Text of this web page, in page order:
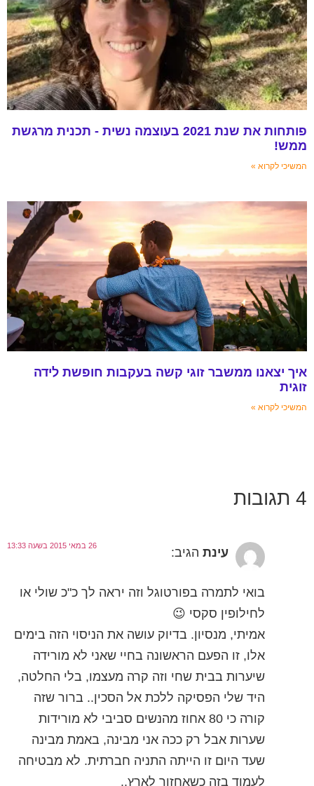
פותחות את שנת 2021 בעוצמה נשית - תכנית מרגשת
ממש!
המשיכי לקרוא »
איך יצאנו ממשבר זוגי קשה בעקבות חופשת לידה
זוגית
המשיכי לקרוא »
4 תגובות
עינת הגיב: 26 במאי 2015 בשעה 13:33
בואי לתמרה בפורטוגל וזה יראה לך כ"כ שולי או
לחילופין סקסי 😉
אמיתי, מנסיון. בדיוק עושה את הניסוי הזה בימים
אלו, זו הפעם הראשונה בחיי שאני לא מורידה
שיערות בבית שחי וזה קרה מעצמו, בלי החלטה,
היד שלי הפסיקה ללכת אל הסכין.. ברור שזה
קורה כי 80 אחוז מהנשים סביבי לא מורידות
שערות אבל רק ככה אני מבינה, באמת מבינה
שעד היום זו הייתה התניה חברתית. לא מבטיחה
לעמוד בזה כשאחזור לארץ..